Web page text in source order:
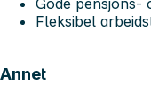
Fleksibel
Annet